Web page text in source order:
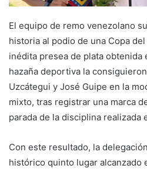
El equipo de remo venezolano
historia al podio de una Copa
inédita presea de plata obtenida
hazaña deportiva la
Uzcátegui y José Guipe en la
mixto, tras registrar una marca
parada de la disciplina realizada
Con este resultado, la
histórico quinto lugar alcanzado